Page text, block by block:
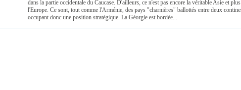
dans la partie occidentale du Caucase. D'ailleurs, ce n'est pas encore la véritable Asie et
l'Europe. Ce sont, tout comme l'Arménie, des pays "charnières" ballottés entre deux
occupant donc une position stratégique. La Géorgie est bordée...